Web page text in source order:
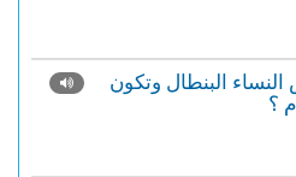
البنطال وتكون
؟